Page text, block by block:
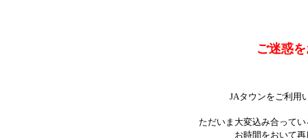
ご迷惑
JAタウンをご利用
ただいま大変込み合って
お時間をおいて